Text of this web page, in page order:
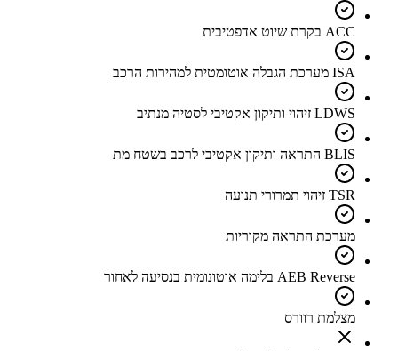
ACC בקרת שיוט אדפטיבית
ISA מערכת הגבלה אוטומטית למהירות הרכב
LDWS זיהוי ותיקון אקטיבי לסטיה מנתיב
BLIS התראה ותיקון אקטיבי לרכב בשטח מת
TSR זיהוי תמרורי תנועה
מערכת התראה מקוריות
AEB Reverse בלימה אוטונומית בנסיעה לאחור
מצלמת רוורס